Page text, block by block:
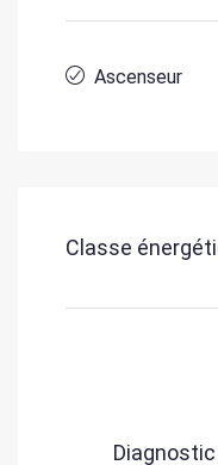
Ascenseur
Classe